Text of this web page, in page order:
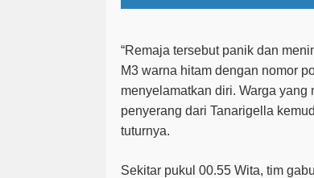
“Remaja tersebut panik dan
M3 warna hitam dengan nomor
menyelamatkan diri. Warga
penyerang dari Tanarigella
tuturnya.
Sekitar pukul 00.55 Wita, tim